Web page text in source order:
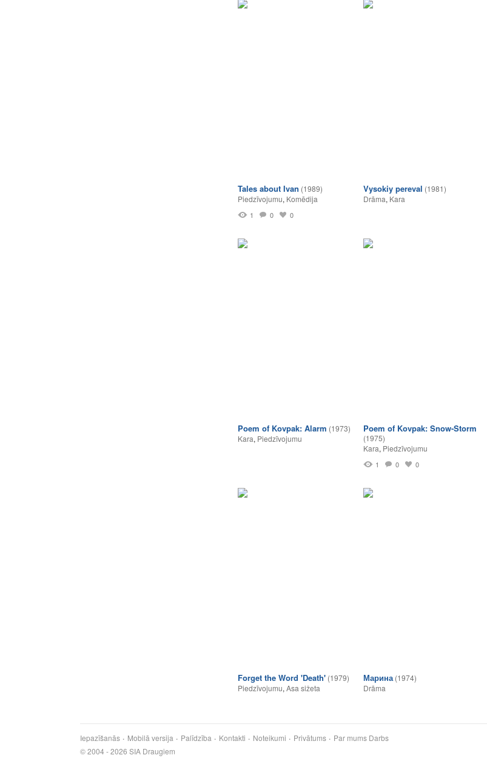
Tales about Ivan (1989)
Piedzīvojumu, Komēdija
1 0 0
Vysokiy pereval (1981)
Drāma, Kara
Poem of Kovpak: Alarm (1973)
Kara, Piedzīvojumu
Poem of Kovpak: Snow-Storm
(1975)
Kara, Piedzīvojumu
1 0 0
Forget the Word 'Death' (1979)
Piedzīvojumu, Asa sižeta
Марина (1974)
Drāma
Iepazīšanās Mobilā versija Palīdzība Kontakti Noteikumi Privātums Par mums Darbs
© 2004 - 2026 SIA Draugiem